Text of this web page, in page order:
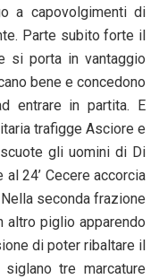
a capovolgimenti di
Parte subito forte il
si porta in vantaggio
bene e concedono
entrare in partita. E
trafigge Asciore e
gli uomini di Di
24’ Cecere accorcia
seconda frazione
altro piglio apparendo
di poter ribaltare il
tre marcature